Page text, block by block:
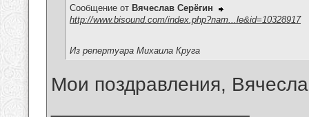
Сообщение от Вячеслав Серёгин
http://www.bisound.com/index.php?nam...le&id=10328917
Из репертуара Михаила Круга
Мои поздравления,